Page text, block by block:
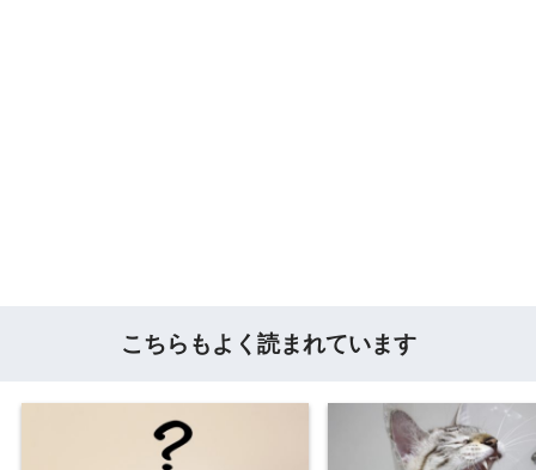
こちらもよく読まれています